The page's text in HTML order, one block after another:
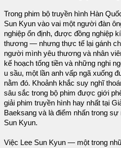
Trong phim bộ truyền hình Hàn
Sun Kyun vào vai một người đàn
nghiệp ổn định, được đồng nghiệp
thương — nhưng thực tế lại gánh
người mình yêu thương và nhân
kế hoạch tống tiền và những nghi
u sầu, một lần anh vấp ngã xuống
nằm đó. Khoảnh khắc suy nghĩ
sâu sắc trong bộ phim được giới
giải phim truyền hình hay nhất tại
Baeksang và là điểm nhấn trong
Sun Kyun.
Việc Lee Sun Kyun — một trong